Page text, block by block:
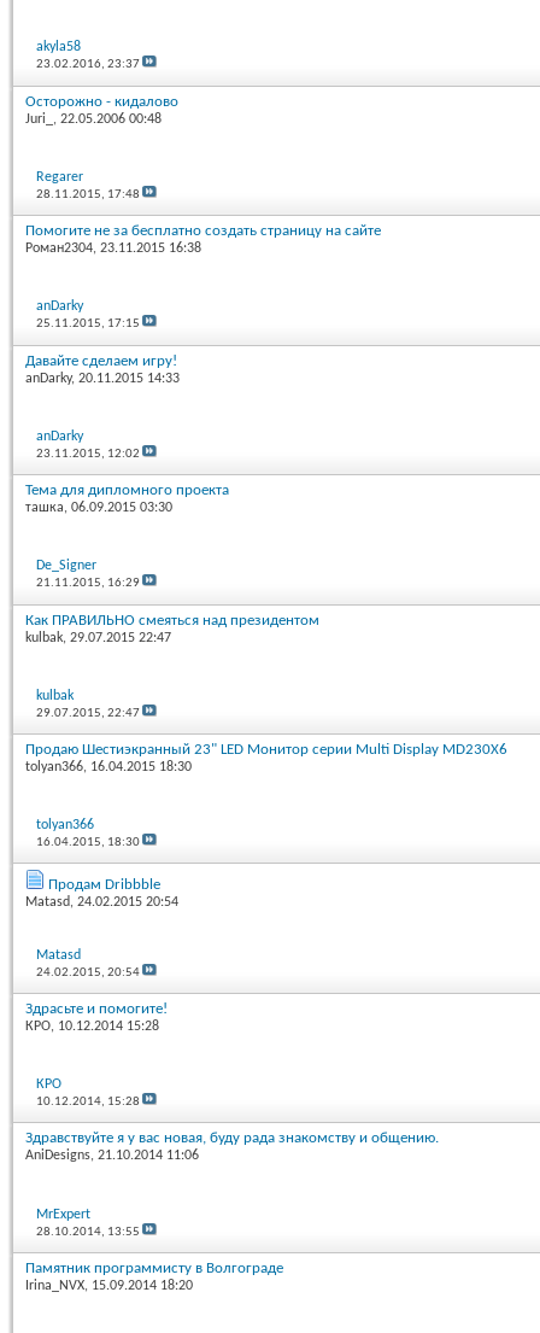
akyla58
23.02.2016,23:37
Осторожно - кидалово
Juri_ , 22.05.2006 00:48
Regarer
28.11.2015, 17:48
Помогите не за бесплатно создать страницу на сайте
Роман2304, 23.11.2015 16:38
anDarky
25.11.2015, 17:15
Давайте сделаем игру!
anDarky, 20.11.2015 14:33
anDarky
23.11.2015, 12:02
Тема для дипломного проекта
ташка, 06.09.2015 03:30
De_Signer
21.11.2015, 16:29
Как ПРАВИЛЬНО смеяться над президентом
kulbak, 29.07.2015 22:47
kulbak
29.07.2015,22:47
Продаю Шестиэкранный 23" LED Монитор серии Multi Display MD230X6
tolyan366, 16.04.2015 18:30
tolyan366
16.04.2015, 18:30
Продам Dribbble
Matasd, 24.02.2015 20:54
Matasd
24.02.2015,20:54
Здрасьте и помогите!
КРО, 10.12.2014 15:28
КРО
10.12.2014, 15:28
Здравствуйте я у вас новая, буду рада знакомству и общению.
AniDesigns, 21.10.2014 11:06
MrExpert
28.10.2014, 13:55
Памятник программисту в Волгограде
Irina_NVX, 15.09.2014 18:20